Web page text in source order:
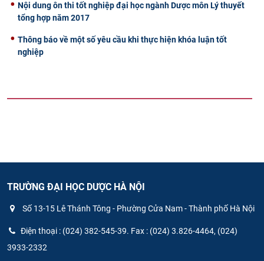
Nội dung ôn thi tốt nghiệp đại học ngành Dược môn Lý thuyết
tổng hợp năm 2017
Thông báo về một số yêu cầu khi thực hiện khóa luận tốt
nghiệp
TRƯỜNG ĐẠI HỌC DƯỢC HÀ NỘI
Số 13-15 Lê Thánh Tông - Phường Cửa Nam - Thành phố Hà Nội
Điện thoại : (024) 382-545-39. Fax : (024) 3.826-4464, (024)
3933-2332